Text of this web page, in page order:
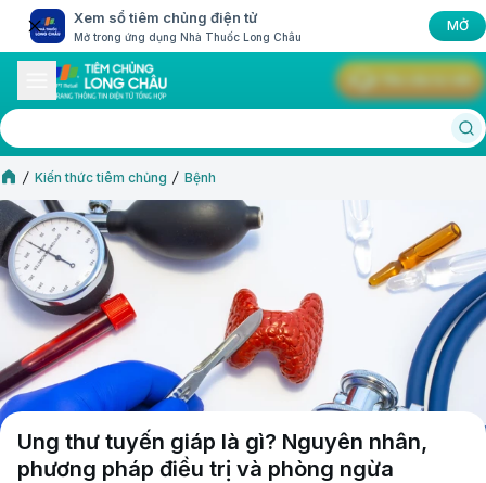
Xem sổ tiêm chủng điện tử
Mở trong ứng dụng Nhà Thuốc Long Châu
MỞ
Kiến thức tiêm chủng Bệnh
Ung thư tuyến giáp là gì? Nguyên nhân,
phương pháp điều trị và phòng ngừa